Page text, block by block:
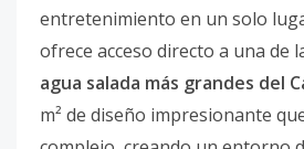
entretenimiento en un solo
ofrece acceso directo a una de
agua salada más grandes del
m² de diseño impresionante